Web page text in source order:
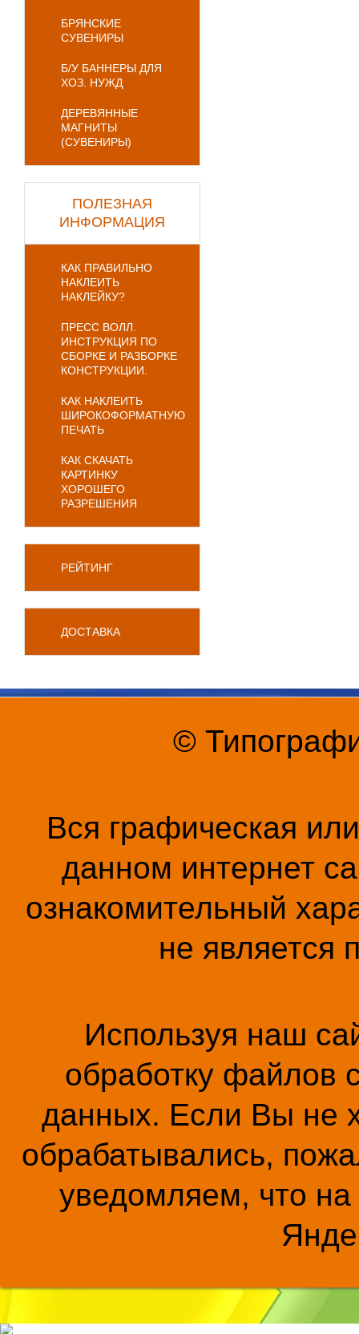
БРЯНСКИЕ
СУВЕНИРЫ
Б/У БАННЕРЫ ДЛЯ
ХОЗ. НУЖД
ДЕРЕВЯННЫЕ
МАГНИТЫ
(СУВЕНИРЫ)
ПОЛЕЗНАЯ
ИНФОРМАЦИЯ
КАК ПРАВИЛЬНО
НАКЛЕИТЬ
НАКЛЕЙКУ?
ПРЕСС ВОЛЛ.
ИНСТРУКЦИЯ ПО
СБОРКЕ И РАЗБОРКЕ
КОНСТРУКЦИИ.
КАК НАКЛЕИТЬ
ШИРОКОФОРМАТНУЮ
ПЕЧАТЬ
КАК СКАЧАТЬ
КАРТИНКУ
ХОРОШЕГО
РАЗРЕШЕНИЯ
РЕЙТИНГ
ДОСТАВКА
©
Вся графическая
данном интернет
ознакомительный
не является
Используя наш
обработку файлов
данных. Если Вы не
обрабатывались,
уведомляем, что на